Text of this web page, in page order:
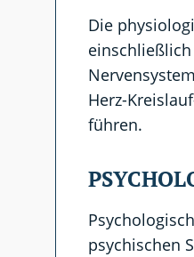
Die
Herz-
führen.
psychischen